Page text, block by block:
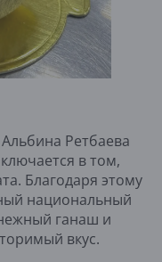
Альбина Ретбаева
в том,
Благодаря этому
национальный
ганаш и
вкус.